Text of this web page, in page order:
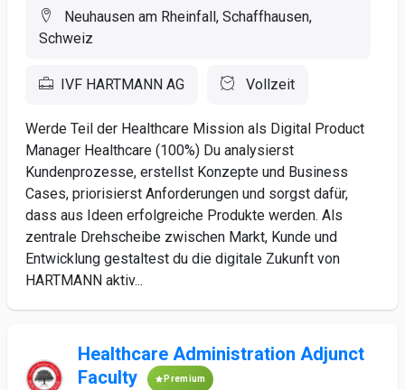
Neuhausen am Rheinfall, Schaffhausen,
Schweiz
IVF HARTMANN AG Vollzeit
Werde Teil der Healthcare Mission als Digital Product
Manager Healthcare (100%) Du analysierst
Kundenprozesse, erstellst Konzepte und Business
Cases, priorisierst Anforderungen und sorgst dafür,
dass aus Ideen erfolgreiche Produkte werden. Als
zentrale Drehscheibe zwischen Markt, Kunde und
Entwicklung gestaltest du die digitale Zukunft von
HARTMANN aktiv...
Healthcare Administration Adjunct
Faculty
Premium